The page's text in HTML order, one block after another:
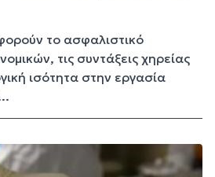
το ασφαλιστικό
τις συντάξεις χηρείας
ισότητα στην εργασία